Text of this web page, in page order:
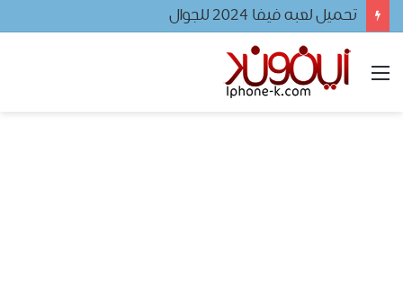
تحميل لعبه فيفا ٢٠٢٤ للجوال
القائمة